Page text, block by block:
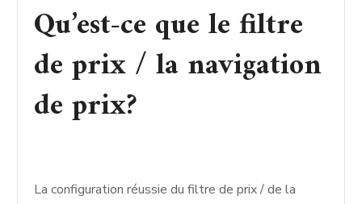
Qu’est-ce que le filtre
de prix / la navigation
de prix?
La configuration réussie du filtre de prix / de la